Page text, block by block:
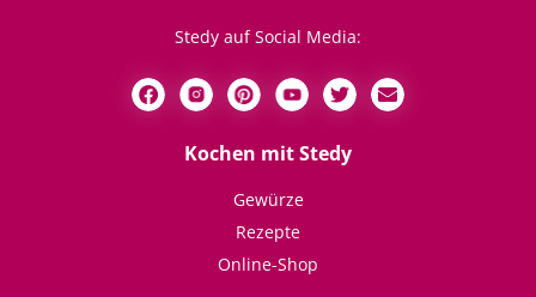
Stedy auf Social Media:
Kochen mit Stedy
Gewürze
Rezepte
Online-Shop